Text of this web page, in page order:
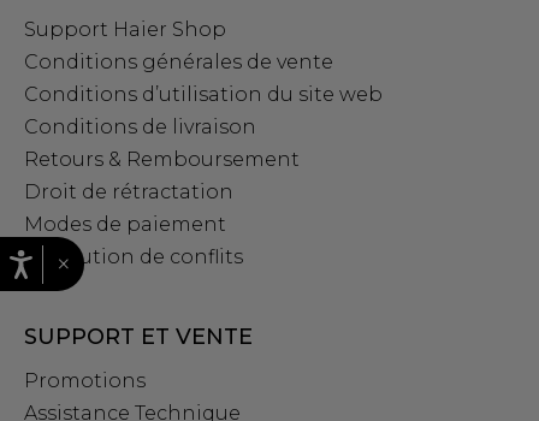
Support Haier Shop
Conditions générales de vente
Conditions d’utilisation du site web
Conditions de livraison
Retours & Remboursement
Droit de rétractation
Modes de paiement
Résolution de conflits
SUPPORT ET VENTE
Promotions
Assistance Technique
×